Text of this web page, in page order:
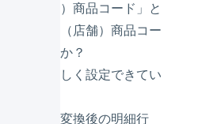
「（店舗）商品コード」と
応表の「（店舗）商品コー
いませんか？
数」は正しく設定できてい
換」で「変換後の明細行